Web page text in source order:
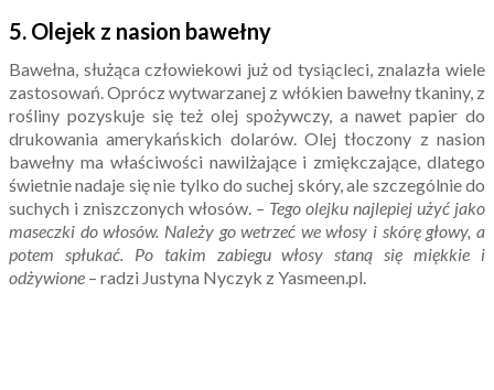
5. Olejek z nasion bawełny
Bawełna, służąca człowiekowi już od tysiącleci, znalazła wiele
zastosowań. Oprócz wytwarzanej z włókien bawełny tkaniny, z
rośliny pozyskuje się też olej spożywczy, a nawet papier do
drukowania amerykańskich dolarów. Olej tłoczony z nasion
bawełny ma właściwości nawilżające i zmiękczające, dlatego
świetnie nadaje się nie tylko do suchej skóry, ale szczególnie do
suchych i zniszczonych włosów. – Tego olejku najlepiej użyć jako
maseczki do włosów. Należy go wetrzeć we włosy i skórę głowy, a
potem spłukać. Po takim zabiegu włosy staną się miękkie i
odżywione – radzi Justyna Nyczyk z Yasmeen.pl.